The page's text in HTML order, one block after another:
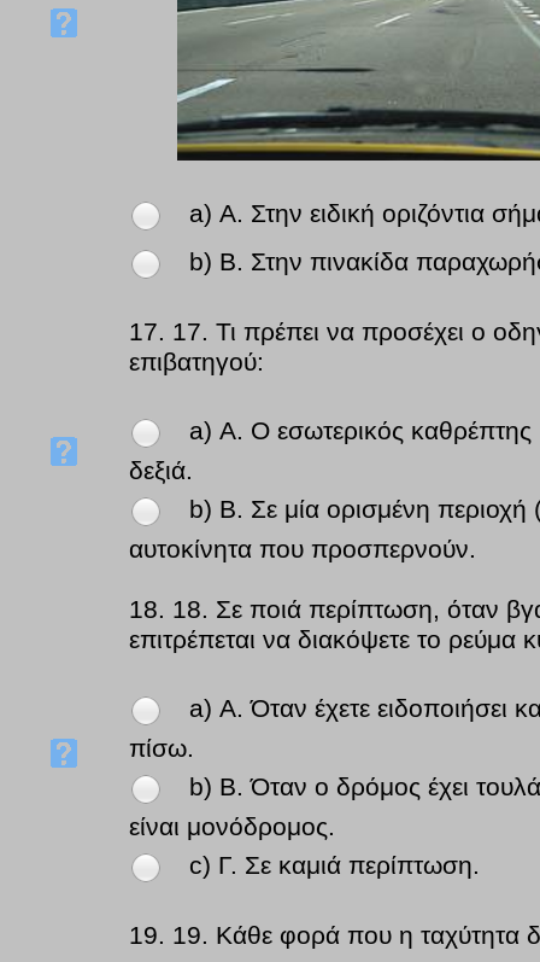
a) Α. Στην ειδική οριζόντια
b) Β. Στην πινακίδα
17. 17. Τι πρέπει να προσέχει ο
επιβατηγού:
a) Α. Ο εσωτερικός
δεξιά.
b) Β. Σε μία ορισμένη περιοχή
αυτοκίνητα που προσπερνούν.
18. 18. Σε ποιά περίπτωση, όταν
επιτρέπεται να διακόψετε το ρεύμα
a) Α. Όταν έχετε ειδοποιήσει
πίσω.
b) Β. Όταν ο δρόμος έχει
είναι μονόδρομος.
c) Γ. Σε καμιά περίπτωση.
19. 19. Κάθε φορά που η ταχύτητα